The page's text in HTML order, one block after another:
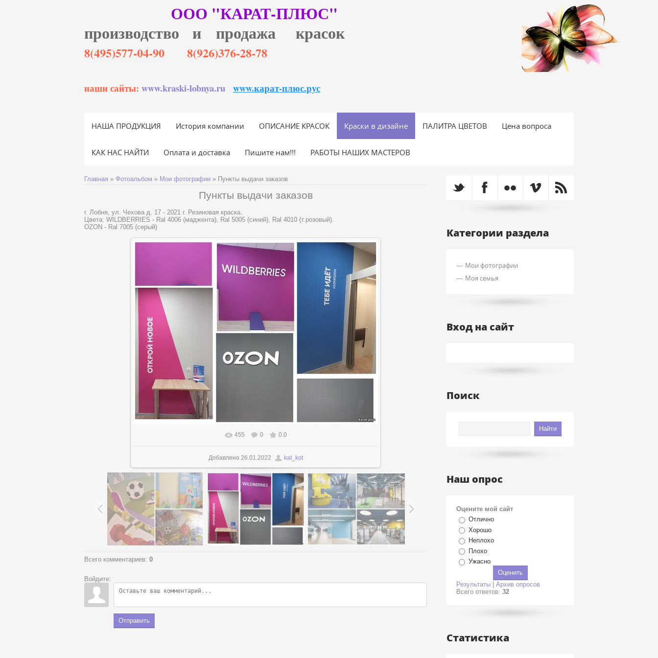
ООО "КАРАТ-ПЛЮС"
производство и продажа красок
8(495)577-04-90 8(926)376-28-78
наши сайты: www.kraski-lobnya.ru www.карат-плюс.рус
НАША ПРОДУКЦИЯ История компании ОПИСАНИЕ КРАСОК Краски в дизайне ПАЛИТРА ЦВЕТОВ Цена вопроса
КАК НАС НАЙТИ Оплата и доставка Пишите нам!!! РАБОТЫ НАШИХ МАСТЕРОВ
Главная » Фотоальбом » Мои фотографии » Пункты выдачи заказов
Пункты выдачи заказов
г. Лобня, ул. Чехова д. 17 - 2021 г. Резиновая краска.
Цвета: WILDBERRIES - Ral 4006 (маджента), Ral 5005 (синий), Ral 4010 (т.розовый).
OZON - Ral 7005 (серый)
В реальном размере 1024x768
455 0 0.0
Добавлено 26.01.2022 kat_kot
Всего комментариев: 0
Войдите:
Отправить
Категории раздела
Мои фотографии
Моя семья
Вход на сайт
Поиск
Наш опрос
Оцените мой сайт
Отлично
Хорошо
Неплохо
Плохо
Ужасно
Результаты
Архив опросов
Всего ответов: 32
Статистика